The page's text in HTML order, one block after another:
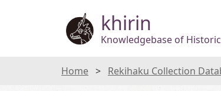
khirin
Knowledgebase of
Home Rekihaku Collection